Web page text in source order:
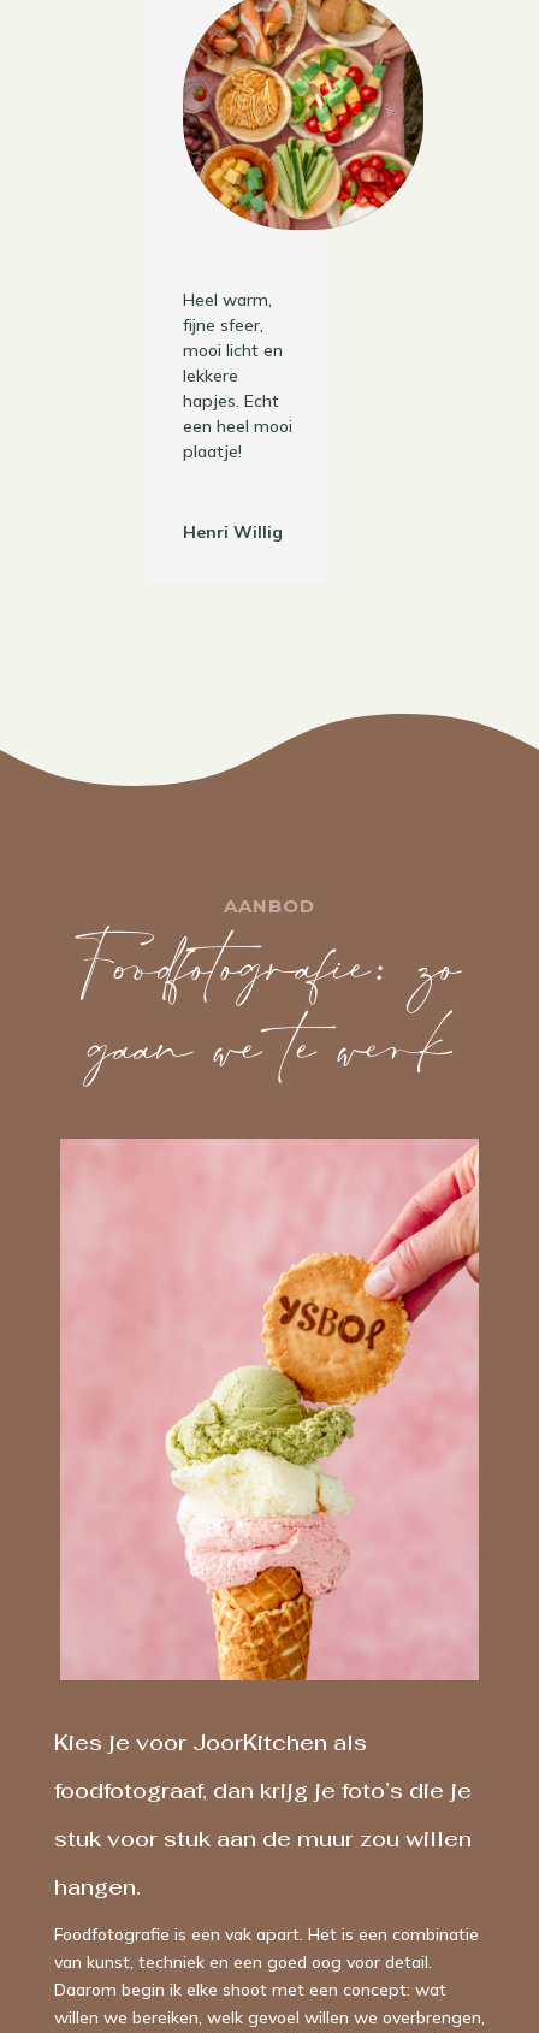
Heel warm,
fijne sfeer,
mooi licht en
lekkere
hapjes. Echt
een heel mooi
plaatje!
Henri Willig
AANBOD
Foodfotografie: zo
gaan we te werk
Kies je voor JoorKitchen als
foodfotograaf, dan krijg je foto’s die je
stuk voor stuk aan de muur zou willen
hangen.
Foodfotografie is een vak apart. Het is een combinatie
van kunst, techniek en een goed oog voor detail.
Daarom begin ik elke shoot met een concept: wat
willen we bereiken, welk gevoel willen we overbrengen,